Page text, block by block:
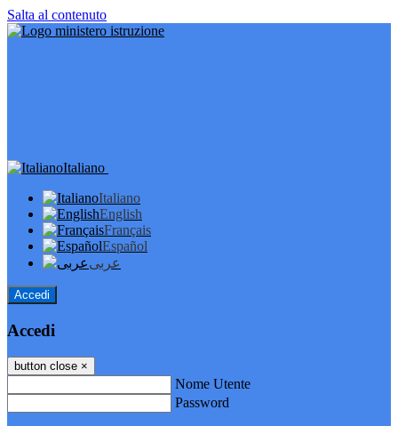
Salta al contenuto
Italiano
Italiano
English
Français
Español
عربى
Accedi
Accedi
button close ×
Nome Utente
Password